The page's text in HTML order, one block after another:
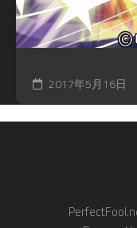
2017年5月16日